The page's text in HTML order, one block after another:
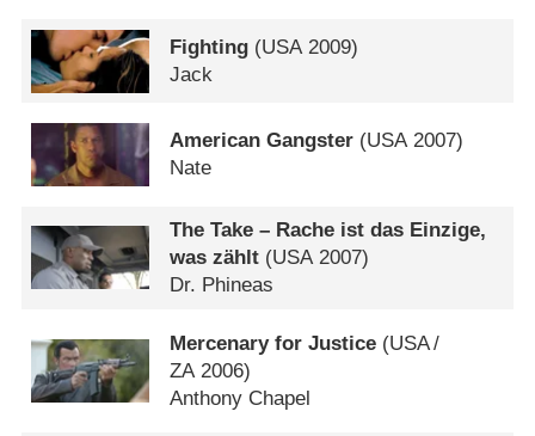
Fighting (USA2009)
Jack
American Gangster (USA2007)
Nate
The Take – Rache ist das Einzige,
was zählt (USA2007)
Dr. Phineas
Mercenary for Justice (USA/
ZA 2006)
Anthony Chapel